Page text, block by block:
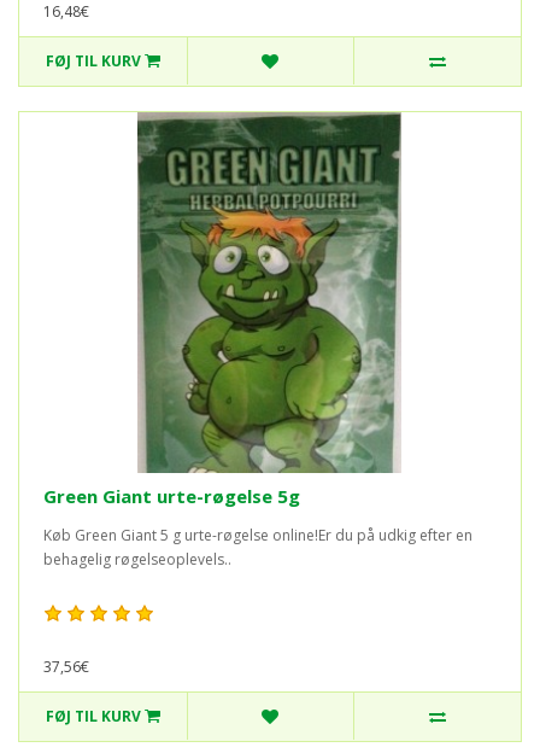
16,48€
FØJ TIL KURV
Green Giant urte-røgelse 5g
Køb Green Giant 5 g urte-røgelse online!Er du på udkig efter en
behagelig røgelseoplevels..
37,56€
FØJ TIL KURV